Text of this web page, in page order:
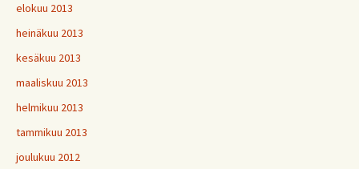
elokuu 2013
heinäkuu 2013
kesäkuu 2013
maaliskuu 2013
helmikuu 2013
tammikuu 2013
joulukuu 2012